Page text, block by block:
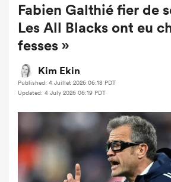
Fabien Galthié fier de
Les All Blacks ont eu
fesses »
Kim Ekin
Published: 4 Juillet 2026 06:18 PDT
Updated: 4 July 2026 06:19 PDT